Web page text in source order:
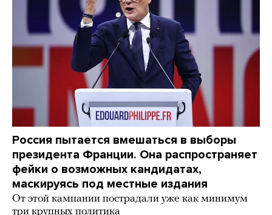
Россия пытается вмешаться в выборы
президента Франции. Она распространяет
фейки о возможных кандидатах,
маскируясь под местные издания
От этой кампании пострадали уже как минимум
три крупных политика